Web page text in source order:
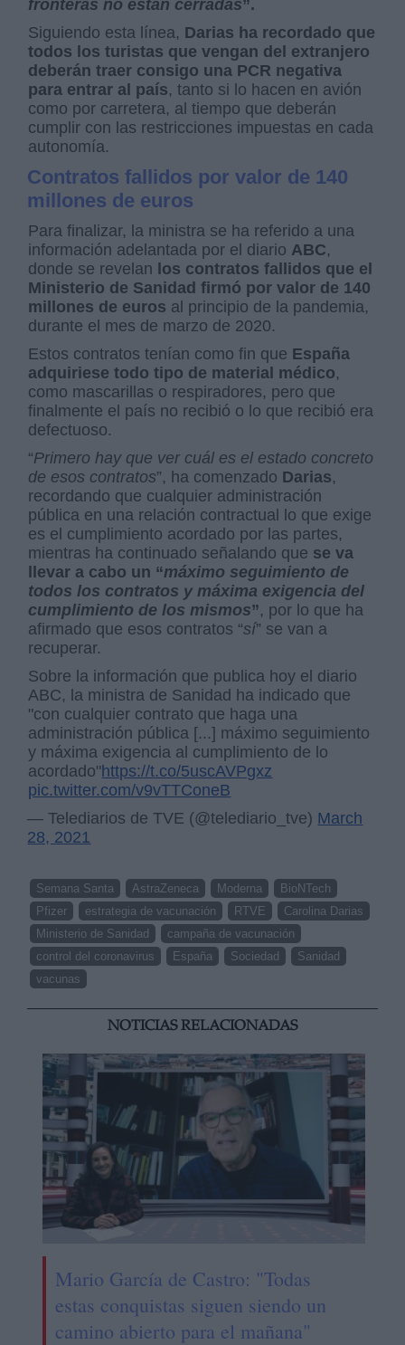
fronteras no están cerradas”.
Siguiendo esta línea, Darias ha recordado que
todos los turistas que vengan del extranjero
deberán traer consigo una PCR negativa
para entrar al país, tanto si lo hacen en avión
como por carretera, al tiempo que deberán
cumplir con las restricciones impuestas en cada
autonomía.
Contratos fallidos por valor de 140
millones de euros
Para finalizar, la ministra se ha referido a una
información adelantada por el diario ABC,
donde se revelan los contratos fallidos que el
Ministerio de Sanidad firmó por valor de 140
millones de euros al principio de la pandemia,
durante el mes de marzo de 2020.
Estos contratos tenían como fin que España
adquiriese todo tipo de material médico,
como mascarillas o respiradores, pero que
finalmente el país no recibió o lo que recibió era
defectuoso.
“Primero hay que ver cuál es el estado concreto
de esos contratos”, ha comenzado Darias,
recordando que cualquier administración
pública en una relación contractual lo que exige
es el cumplimiento acordado por las partes,
mientras ha continuado señalando que se va
llevar a cabo un “máximo seguimiento de
todos los contratos y máxima exigencia del
cumplimiento de los mismos”, por lo que ha
afirmado que esos contratos “sí” se van a
recuperar.
Sobre la información que publica hoy el diario
ABC, la ministra de Sanidad ha indicado que
"con cualquier contrato que haga una
administración pública [...] máximo seguimiento
y máxima exigencia al cumplimiento de lo
acordado"https://t.co/5uscAVPgxz
pic.twitter.com/v9vTTConeB
— Telediarios de TVE (@telediario_tve) March
28, 2021
Semana Santa AstraZeneca Moderna
BioNTech
Pfizer
estrategia de vacunación RTVE
Carolina Darias
Ministerio de Sanidad
campaña de vacunación
control del coronavirus
España Sociedad
Sanidad
vacunas
NOTICIAS RELACIONADAS
Mario García de Castro: "Todas
estas conquistas siguen siendo un
camino abierto para el mañana"